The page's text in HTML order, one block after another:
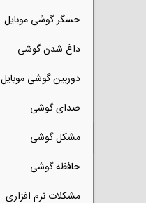
حسگر گوشی موبایل
داغ شدن گوشی
دوربین گوشی موبایل
صدای گوشی
مشکل گوشی
حافظه گوشی
مشکلات نرم افزاری